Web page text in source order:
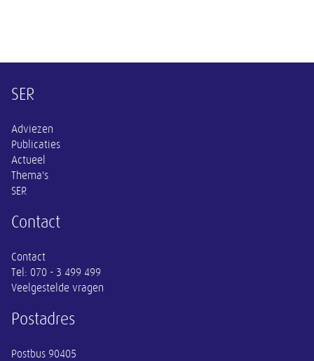
Overige informatie
SER
Adviezen
Publicaties
Actueel
Thema's
SER
Contact
Contact
Tel: 070 - 3 499 499
Veelgestelde vragen
Postadres
Postbus 90405